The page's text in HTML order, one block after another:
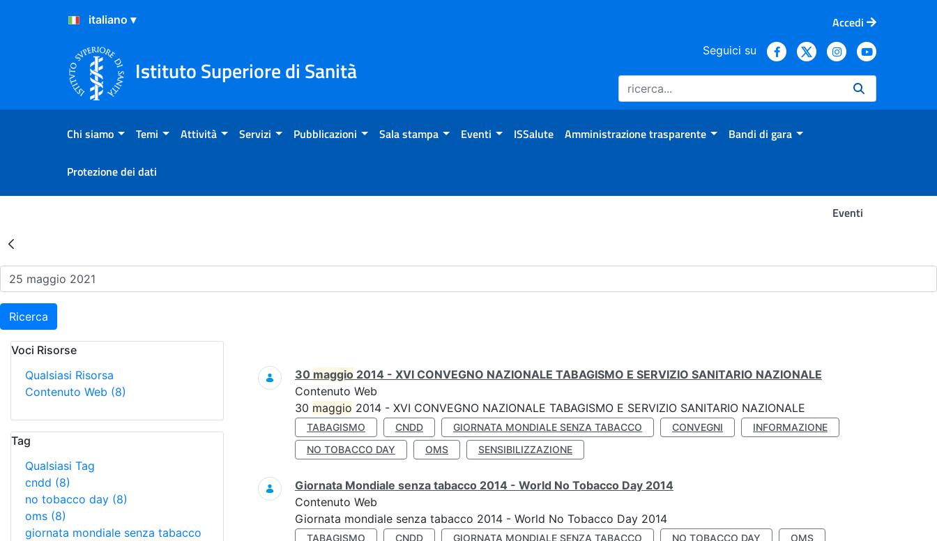
Salta al Contenuto
Salta al Footer
Accedi
Istituto Superiore di Sanità
Seguici su
Chi siamo Temi Attività Servizi Pubblicazioni Sala stampa Eventi ISSalute Amministrazione trasparente Bandi di gara
Protezione dei dati
Eventi
Risultati della Ricerca - Eventi
Ricerca
Voci Risorse
Qualsiasi Risorsa
Contenuto Web (8)
Tag
Qualsiasi Tag
cndd (8)
no tobacco day (8)
oms (8)
giornata mondiale senza tabacco
Ricerca
30 maggio 2014 - XVI CONVEGNO NAZIONALE TABAGISMO E SERVIZIO SANITARIO NAZIONALE
Contenuto Web
30 maggio 2014 - XVI CONVEGNO NAZIONALE TABAGISMO E SERVIZIO SANITARIO NAZIONALE
TABAGISMO CNDD GIORNATA MONDIALE SENZA TABACCO CONVEGNI
INFORMAZIONE
NO TOBACCO DAY
OMS SENSIBILIZZAZIONE
Giornata Mondiale senza tabacco 2014 - World No Tobacco Day 2014
Contenuto Web
Giornata mondiale senza tabacco 2014 - World No Tobacco Day 2014
TABAGISMO CNDD GIORNATA MONDIALE SENZA TABACCO NO TOBACCO DAY OMS